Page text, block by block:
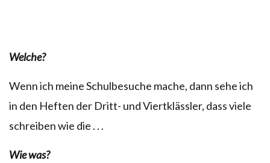
Welche?
Wenn ich meine Schulbesuche mache, dann sehe ich
in den Heften der Dritt- und Viertklässler, dass viele
schreiben wie die . . .
Wie was?